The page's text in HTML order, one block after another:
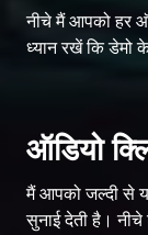
नीचे मैं आपको हर
ध्यान रखें कि डेमो
ऑडियो
मैं आपको जल्दी से
सुनाई देती है।